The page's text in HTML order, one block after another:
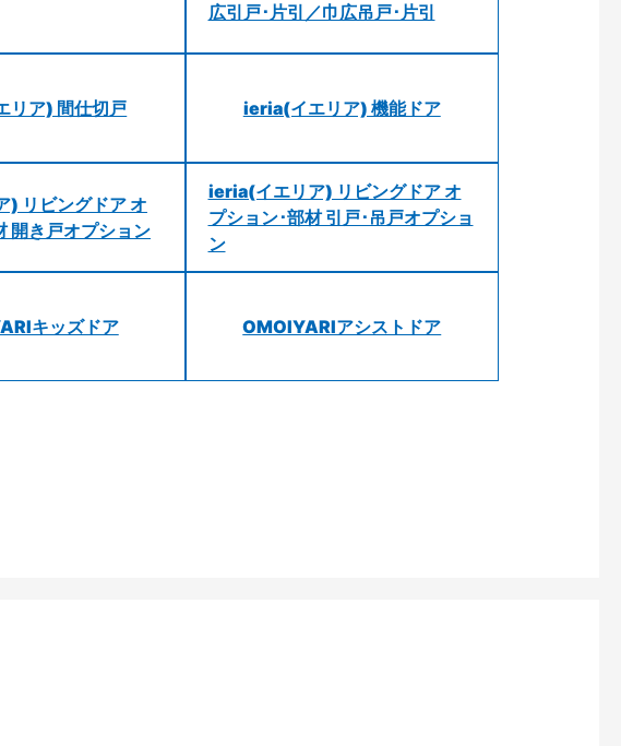
広引戸･片引／巾広吊戸･片引
リア) 間仕切戸 ieria(イエリア) 機能ドア
リビングドア オ
開き戸オプション
ieria(イエリア) リビングドア オ
プション･部材 引戸･吊戸オプショ
ン
キッズドア OMOIYARIアシストドア